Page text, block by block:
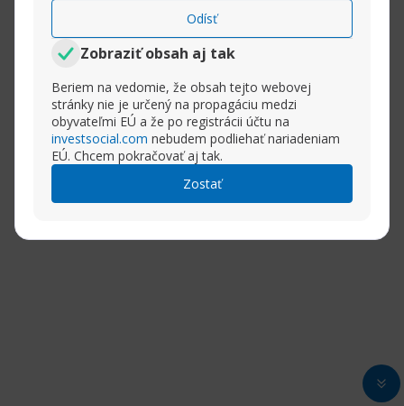
Odísť
Zobraziť obsah aj tak
Beriem na vedomie, že obsah tejto webovej
stránky nie je určený na propagáciu medzi
obyvateľmi EÚ a že po registrácii účtu na
investsocial.com nebudem podliehať nariadeniam
EÚ. Chcem pokračovať aj tak.
Zostať